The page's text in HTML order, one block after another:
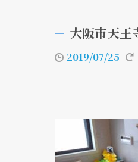
大阪市天
2019/07/25